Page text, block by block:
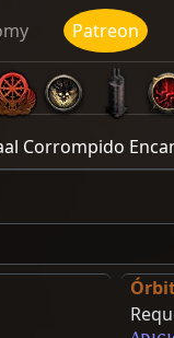
Patreon
Corrompido